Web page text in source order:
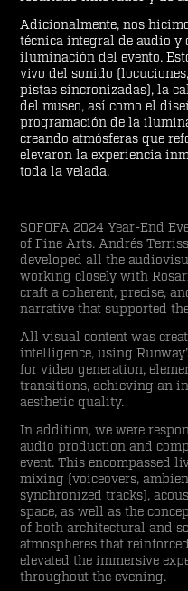
Adicionalmente, nos
técnica integral de audio y
iluminación del evento.
vivo del sonido
pistas sincronizadas), la
del museo, así como el
programación de la
creando atmósferas que
elevaron la experiencia
toda la velada.
SOFOFA 2024 Year-End
of Fine Arts. Andrés
developed all the
working closely with
craft a coherent, precise,
narrative that supported the
All visual content was
intelligence, using
for video generation,
transitions, achieving an
aesthetic quality.
In addition, we were
audio production and
event. This encompassed
mixing (voiceovers,
synchronized tracks),
space, as well as the
of both architectural and
atmospheres that
elevated the immersive
throughout the evening.